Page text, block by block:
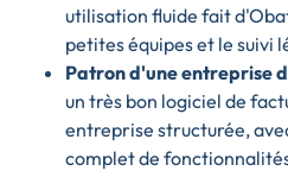
utilisation fluide fait
petites équipes et le suivi
Patron d'une entreprise
un très bon logiciel de
entreprise structurée,
complet de